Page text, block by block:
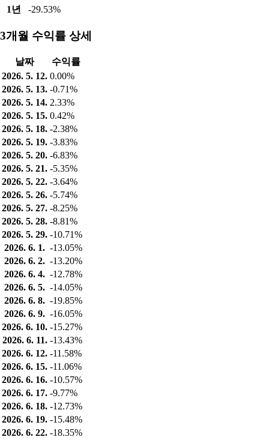
1년
-29.53%
3개월 수익률 상세
날짜
수익률
2026. 5. 12. 0.00%
2026. 5. 13. -0.71%
2026. 5. 14. 2.33%
2026. 5. 15. 0.42%
2026. 5. 18. -2.38%
2026. 5. 19. -3.83%
2026. 5. 20. -6.83%
2026. 5. 21. -5.35%
2026. 5. 22. -3.64%
2026. 5. 26. -5.74%
2026. 5. 27. -8.25%
2026. 5. 28. -8.81%
2026. 5. 29. -10.71%
2026. 6. 1. -13.05%
2026. 6. 2. -13.20%
2026. 6. 4. -12.78%
2026. 6. 5. -14.05%
2026. 6. 8. -19.85%
2026. 6. 9. -16.05%
2026. 6. 10. -15.27%
2026. 6. 11. -13.43%
2026. 6. 12. -11.58%
2026. 6. 15. -11.06%
2026. 6. 16. -10.57%
2026. 6. 17. -9.77%
2026. 6. 18. -12.73%
2026. 6. 19. -15.48%
2026. 6. 22. -18.35%